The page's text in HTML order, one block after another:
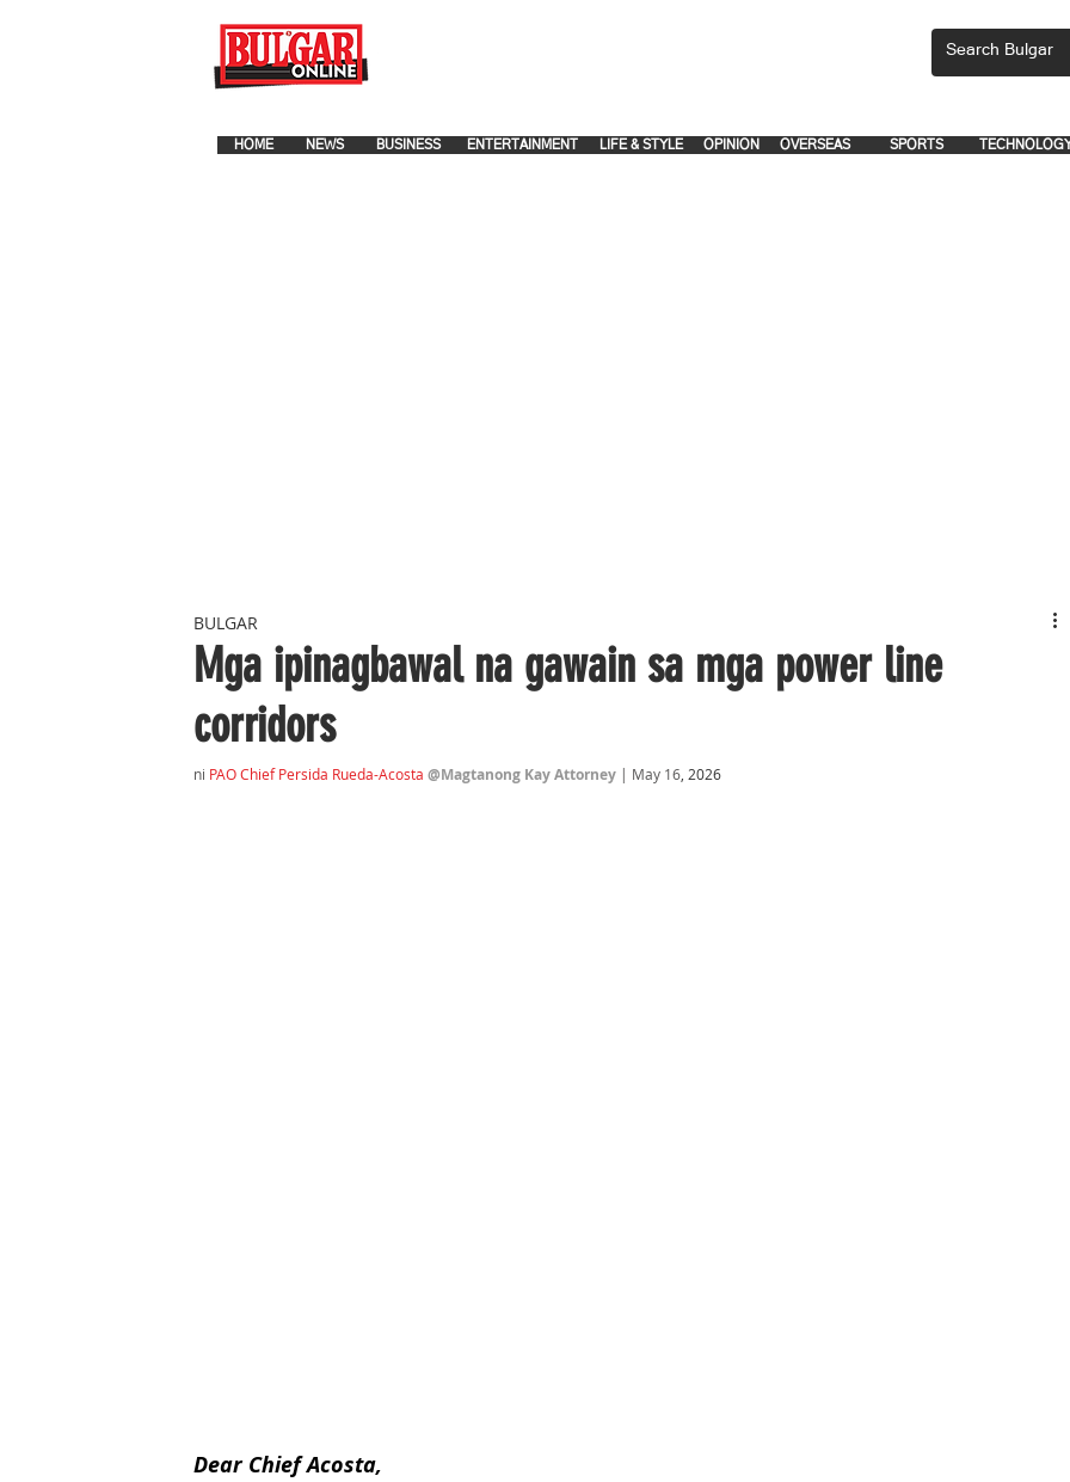
SPORTS
OVERSEAS
OPINION
LIFE & STYLE
ENTERTAINMENT
NEWS
HOME BUSINESS . .
Mga ipinagbawal na gawain sa mga power line
corridors
BULGAR
ni PAO Chief Persida Rueda-Acosta @Magtanong Kay Attorney | May 16 , 2026
Dear Chief Acosta,